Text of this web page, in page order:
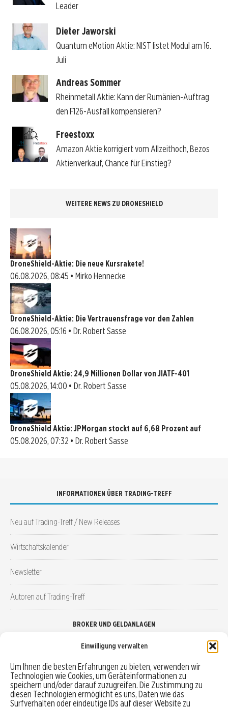
Einwilligung verwalten
Um Ihnen die besten Erfahrungen zu bieten, verwenden wir
Technologien wie Cookies, um Geräteinformationen zu
speichern und/oder darauf zuzugreifen. Die Zustimmung zu
diesen Technologien ermöglicht es uns, Daten wie das
Surfverhalten oder eindeutige IDs auf dieser Website zu
Leader
Dieter Jaworski
Quantum eMotion Aktie: NIST listet Modul am 16.
Juli
Andreas Sommer
Rheinmetall Aktie: Kann der Rumänien-Auftrag
den F126-Ausfall kompensieren?
Freestoxx
Amazon Aktie korrigiert vom Allzeithoch, Bezos
Aktienverkauf, Chance für Einstieg?
WEITERE NEWS ZU DRONESHIELD
DroneShield-Aktie: Die neue Kursrakete!
06.08.2026, 08:45 • Mirko Hennecke
DroneShield-Aktie: Die Vertrauensfrage vor den Zahlen
06.08.2026, 05:16 • Dr. Robert Sasse
DroneShield Aktie: 24,9 Millionen Dollar von JIATF-401
05.08.2026, 14:00 • Dr. Robert Sasse
DroneShield Aktie: JPMorgan stockt auf 6,68 Prozent auf
05.08.2026, 07:32 • Dr. Robert Sasse
INFORMATIONEN ÜBER TRADING-TREFF
Neu auf Trading-Treff / New Releases
Wirtschaftskalender
Newsletter
Autoren auf Trading-Treff
BROKER UND GELDANLAGEN
Robo-Advisor vergleichen
Depotvergleich